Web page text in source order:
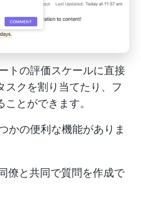
トの評価スケールに直接
スクを割り当てたり、フ
とができます。
かの便利な機能がありま
僚と共同で質問を作成で